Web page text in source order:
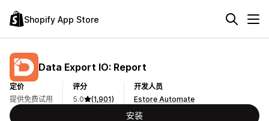
Shopify App Store
Data Export IO: Report
定价
提供免费试用
评分
5.0
(1,901)
开发人员
Estore Automate
安装